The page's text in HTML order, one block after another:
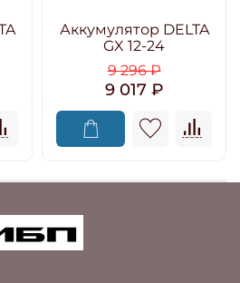
Аккумулятор DELTA
GX 12-24
9 296 ₽
9 017 ₽